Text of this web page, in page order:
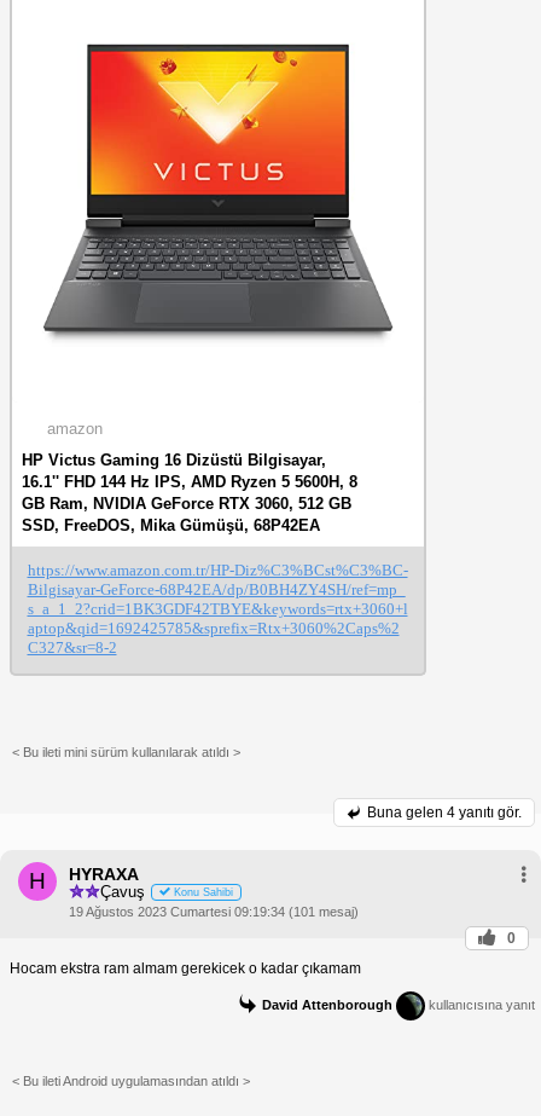
amazon
HP Victus Gaming 16 Dizüstü Bilgisayar,
16.1'' FHD 144 Hz IPS, AMD Ryzen 5 5600H, 8
GB Ram, NVIDIA GeForce RTX 3060, 512 GB
SSD, FreeDOS, Mika Gümüşü, 68P42EA
https://www.amazon.com.tr/HP-Diz%C3%BCst%C3%BC-
Bilgisayar-GeForce-68P42EA/dp/B0BH4ZY4SH/ref=mp_
s_a_1_2?crid=1BK3GDF42TBYE&keywords=rtx+3060+l
aptop&qid=1692425785&sprefix=Rtx+3060%2Caps%2
C327&sr=8-2
< Bu ileti mini sürüm kullanılarak atıldı >
Buna gelen 4 yanıtı gör.
H HYRAXA
Çavuş Konu Sahibi
19 Ağustos 2023 Cumartesi 09:19:34 (101 mesaj)
0
Hocam ekstra ram almam gerekicek o kadar çıkamam
David Attenborough kullanıcısına yanıt
< Bu ileti Android uygulamasından atıldı >